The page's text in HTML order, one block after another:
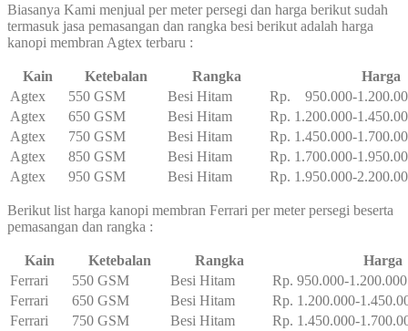
Biasanya Kami menjual per meter persegi dan harga berikut sudah
termasuk jasa pemasangan dan rangka besi berikut adalah harga
kanopi membran Agtex terbaru :
Kain Ketebalan Rangka
Harga
Agtex
550 GSM Besi Hitam
Rp. 950.000-
Agtex
650 GSM Besi Hitam
Rp. 1.200.000-
Agtex
750 GSM Besi Hitam
Rp. 1.450.000-
Agtex
850 GSM Besi Hitam
Rp. 1.700.000-
Agtex
950 GSM Besi Hitam Rp. 1.950.000-
Berikut list harga kanopi membran Ferrari per meter persegi beserta
pemasangan dan rangka :
Kain Ketebalan Rangka
Harga
Ferrari
550 GSM Besi Hitam
Rp. 950.000-1.200.000
Ferrari
650 GSM Besi Hitam
Rp. 1.200.000-
Ferrari
750 GSM Besi Hitam
Rp. 1.450.000-